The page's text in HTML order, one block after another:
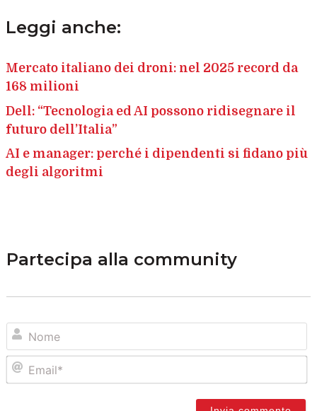
Leggi anche:
Mercato italiano dei droni: nel 2025 record da
168 milioni
Dell: “Tecnologia ed AI possono ridisegnare il
futuro dell’Italia”
AI e manager: perché i dipendenti si fidano più
degli algoritmi
Partecipa alla community